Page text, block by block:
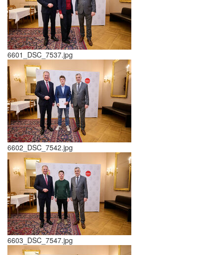
6601_DSC_7537.jpg
6602_DSC_7542.jpg
6603_DSC_7547.jpg